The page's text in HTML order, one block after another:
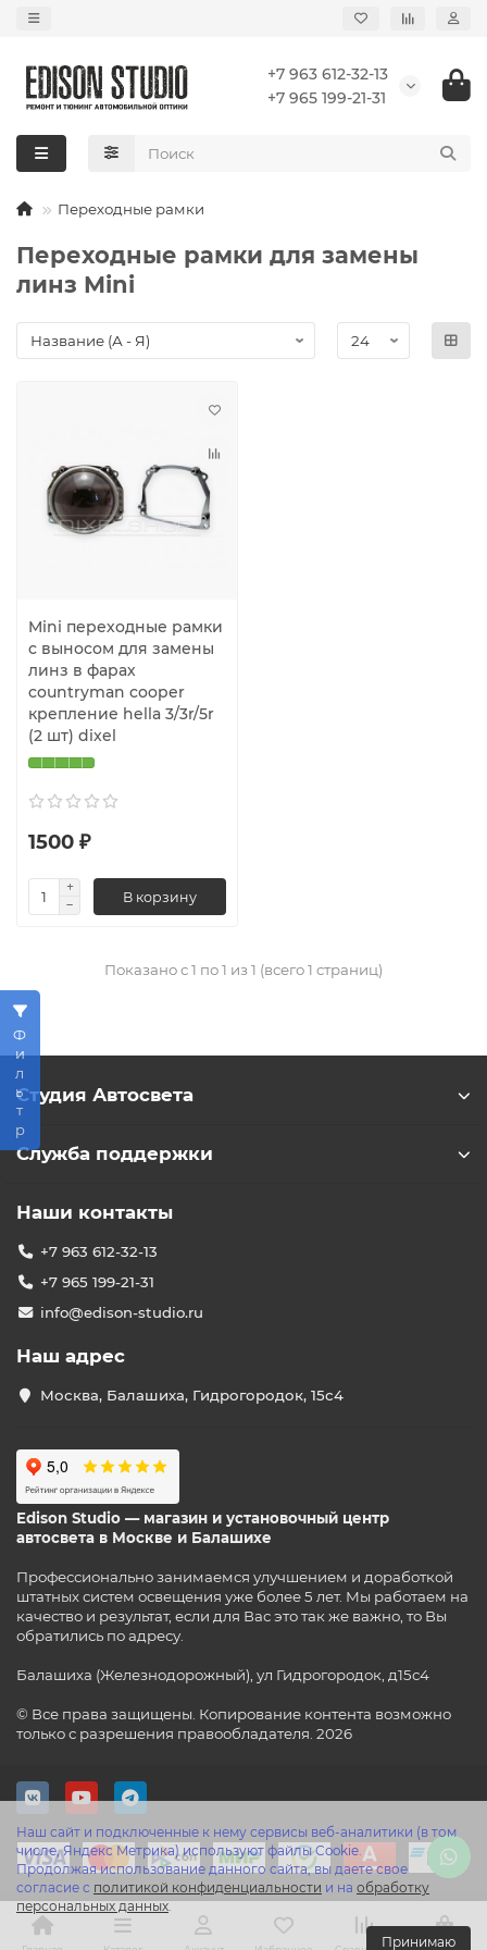
+7 963 612-32-13
+7 965 199-21-31
Переходные рамки
Переходные рамки для замены
линз Mini
Фильтр
Mini переходные рамки
с выносом для замены
линз в фарах
countryman cooper
крепление hella 3/3r/5r
(2 шт) dixel
1500 ₽
В корзину
Показано с 1 по 1 из 1 (всего 1 страниц)
Наш сайт и подключенные к нему сервисы веб-аналитики (в том
числе, Яндекс Метрика) используют файлы Cookie.
Продолжая использование данного сайта, вы даете свое
согласие с политикой конфиденциальности и на обработку
персональных данных.
Принимаю
Студия Автосвета
Служба поддержки
Наши контакты
+7 963 612-32-13
+7 965 199-21-31
info@edison-studio.ru
Наш адрес
Москва, Балашиха, Гидрогородок, 15с4
Edison Studio — магазин и установочный центр
автосвета в Москве и Балашихе
Профессионально занимаемся улучшением и доработкой
штатных систем освещения уже более 5 лет. Мы работаем на
качество и результат, если для Вас это так же важно, то Вы
обратились по адресу.
Балашиха (Железнодорожный), ул Гидрогородок, д15с4
© Все права защищены. Копирование контента возможно
только с разрешения правообладателя. 2026